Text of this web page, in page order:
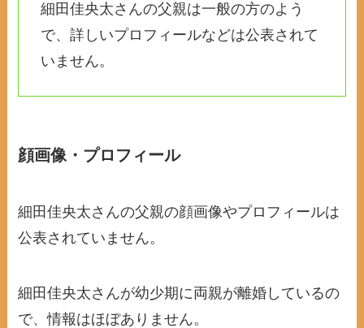
細田佳央太さんの父親は一般の方のよう
で、詳しいプロフィールなどは公表されて
いません。
顔画像・プロフィール
細田佳央太さんの父親の顔画像やプロフィールは
公表されていません。
細田佳央太さんが幼少期に両親が離婚しているの
で、情報はほぼありません。